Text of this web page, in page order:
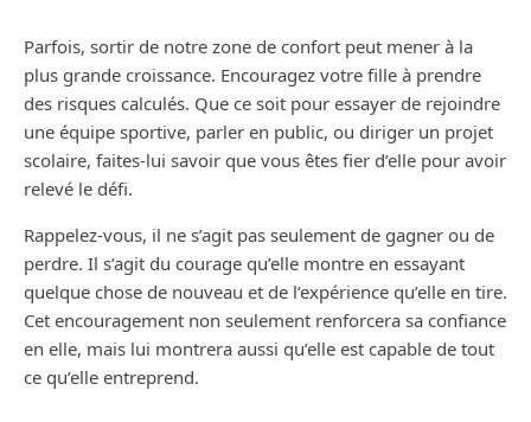
Parfois, sortir de notre zone de confort peut mener à la
plus grande croissance. Encouragez votre fille à prendre
des risques calculés. Que ce soit pour essayer de rejoindre
une équipe sportive, parler en public, ou diriger un projet
scolaire, faites-lui savoir que vous êtes fier d’elle pour avoir
relevé le défi.
Rappelez-vous, il ne s’agit pas seulement de gagner ou de
perdre. Il s’agit du courage qu’elle montre en essayant
quelque chose de nouveau et de l’expérience qu’elle en tire.
Cet encouragement non seulement renforcera sa confiance
en elle, mais lui montrera aussi qu’elle est capable de tout
ce qu’elle entreprend.